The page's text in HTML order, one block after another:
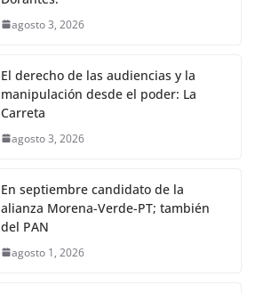
agosto 3, 2026
El derecho de las audiencias y la
manipulación desde el poder: La
Carreta
agosto 3, 2026
En septiembre candidato de la
alianza Morena-Verde-PT; también
del PAN
agosto 1, 2026